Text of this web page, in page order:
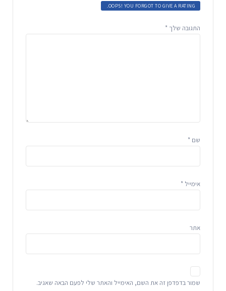
OOPS! YOU FORGOT TO GIVE A RATING.
התגובה שלך *
שם *
אימייל *
אתר
שמור בדפדפן זה את השם, האימייל והאתר שלי לפעם הבאה שאגיב.